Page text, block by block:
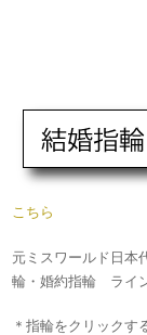
こちら
元ミスワールド日
輪・婚約指輪 ライ
＊指輪をクリックす